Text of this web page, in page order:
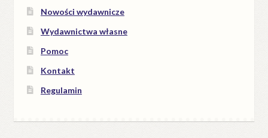
Nowości wydawnicze
Wydawnictwa własne
Pomoc
Kontakt
Regulamin